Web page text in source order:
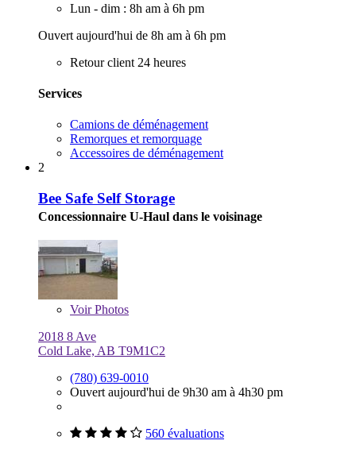
Lun - dim : 8h am à 6h pm
Ouvert aujourd'hui de 8h am à 6h pm
Retour client 24 heures
Services
Camions de déménagement
Remorques et remorquage
Accessoires de déménagement
2
Bee Safe Self Storage
Concessionnaire U-Haul dans le voisinage
VoirPhotos
2018 8 Ave
Cold Lake, AB T9M1C2
(780) 639-0010
Ouvert aujourd'hui de 9h30 am à 4h30 pm
560 évaluations